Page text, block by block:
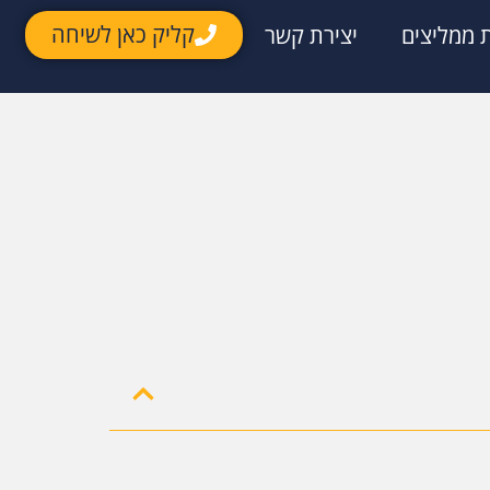
ממליצים יצירת קשר קליק כאן לשיחה